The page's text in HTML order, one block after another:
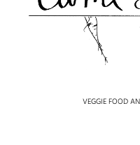
VEGGIE FOOD